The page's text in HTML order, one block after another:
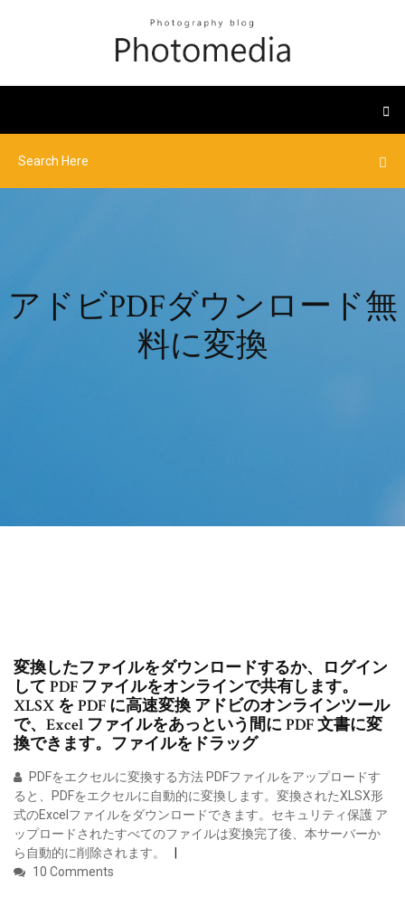
アドビPDFダウンロード無
料に変換
変換したファイルをダウンロードするか、ログイン
して PDF ファイルをオンラインで共有します。
XLSX を PDF に高速変換 アドビのオンラインツール
で、Excel ファイルをあっという間に PDF 文書に変
換できます。ファイルをドラッグ
PDFをエクセルに変換する方法 PDFファイルをアップロードす
ると、PDFをエクセルに自動的に変換します。変換されたXLSX形
式のExcelファイルをダウンロードできます。セキュリティ保護 ア
ップロードされたすべてのファイルは変換完了後、本サーバーか
ら自動的に削除されます。
10 Comments